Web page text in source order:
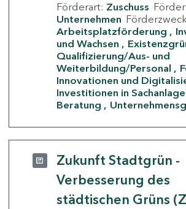
Förderart: Zuschuss
Unternehmen
Arbeitsplatzförderung
und Wachsen
Qualifizierung/Aus- und
Weiterbildung/Personal
Innovationen und
Investitionen in
Beratung
Zukunft Stadtgrün -
Verbesserung des
städtischen Grüns